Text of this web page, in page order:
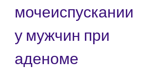
мочеиспускании
у мужчин при
аденоме